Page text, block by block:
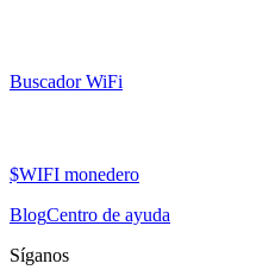
Buscador WiFi
$WIFI monedero
BlogCentro de ayuda
Síganos